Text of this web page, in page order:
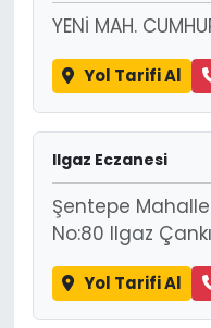
YENİ MAH.
Yol Tarifi Al
Ilgaz Eczanesi
Şentepe
No:80 Ilgaz
Yol Tarifi Al